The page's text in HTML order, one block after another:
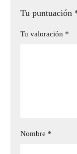
Tu puntuación
Tu valoración *
Nombre *